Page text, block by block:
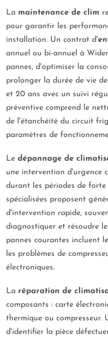
La maintenance de clim
pour garantir les
installation. Un contrat d'
annuel ou bi-annuel à
pannes, d'optimiser la
prolonger la durée de vie
et 20 ans avec un suivi
préventive comprend le
de l'étanchéité du circuit
paramètres de
Le dépannage de
une intervention d'urgence
durant les périodes de forte
spécialisées proposent
d'intervention rapide,
diagnostiquer et résoudre
pannes courantes incluent
les problèmes de
électroniques.
La réparation de
composants : carte
thermique ou compresseur.
d'identifier la pièce